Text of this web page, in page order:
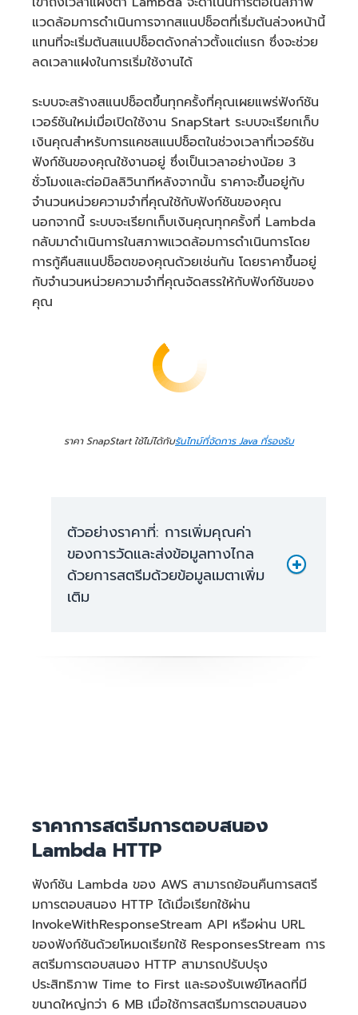
ค่าบริการกระบวนการทำงาน
แวดล้อมการดำเนินการจากสแนปช็อตที่เริ่มต้นล่วงหน้านี้
แทนที่จะเริ่มต้นสแนปช็อตดังกล่าวตั้งแต่แรก ซึ่งจะช่วย
ลดเวลาแฝงในการเริ่มใช้งานได้
ระบบจะสร้างสแนปช็อตขึ้นทุกครั้งที่คุณเผยแพร่ฟังก์ชัน
เวอร์ชันใหม่เมื่อเปิดใช้งาน SnapStart ระบบจะเรียกเก็บ
เงินคุณสำหรับการแคชสแนปช็อตในช่วงเวลาที่เวอร์ชัน
ฟังก์ชันของคุณใช้งานอยู่ ซึ่งเป็นเวลาอย่างน้อย 3
ชั่วโมงและต่อมิลลิวินาทีหลังจากนั้น ราคาจะขึ้นอยู่กับ
จำนวนหน่วยความจำที่คุณใช้กับฟังก์ชันของคุณ
นอกจากนี้ ระบบจะเรียกเก็บเงินคุณทุกครั้งที่ Lambda
กลับมาดำเนินการในสภาพแวดล้อมการดำเนินการโดย
การกู้คืนสแนปช็อตของคุณด้วยเช่นกัน โดยราคาขึ้นอยู่
กับจำนวนหน่วยความจำที่คุณจัดสรรให้กับฟังก์ชันของ
คุณ
ราคา SnapStart ใช้ไม่ได้กับรันไทม์ที่จัดการ Java ที่รองรับ
ตัวอย่างราคาที่: การเพิ่มคุณค่า
ของการวัดและส่งข้อมูลทางไกล
ด้วยการสตรีมด้วยข้อมูลเมตาเพิ่ม
เติม
ราคาการสตรีมการตอบสนอง
Lambda HTTP
ฟังก์ชัน Lambda ของ AWS สามารถย้อนคืนการสตรี
มการตอบสนอง HTTP ได้เมื่อเรียกใช้ผ่าน
InvokeWithResponseStream API หรือผ่าน URL
ของฟังก์ชันด้วยโหมดเรียกใช้ ResponsesStream การ
สตรีมการตอบสนอง HTTP สามารถปรับปรุง
ประสิทธิภาพ Time to First และรองรับเพย์โหลดที่มี
ขนาดใหญ่กว่า 6 MB เมื่อใช้การสตรีมการตอบสนอง